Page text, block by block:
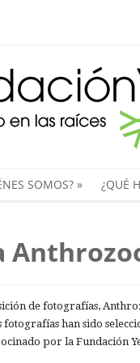
SOMOS?» ¿QUÉ
de fotografías,
fotografías han sido
por la Fundación